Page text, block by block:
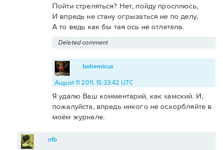
Пойти стреляться? Нет, пойду просплюсь,
И впредь не стану огрызаться не по делу,
А то ведь как бы тая ось не отлетела.
Deleted comment
bohemicus
August 11 2011, 15:33:42 UTC
Я удалю Ваш комментарий, как хамский. И,
пожалуйста, впредь никого не оскорбляйте в
моём журнале.
nfb